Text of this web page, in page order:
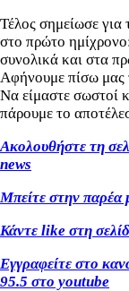
Τέλος σημείωσε
στο πρώτο
συνολικά και στα
Αφήνουμε πίσω μας
Να είμαστε σωστοί
πάρουμε το
Ακολουθήστε τη
news
Μπείτε στην
Κάντε like στη
Εγγραφείτε στο
95.5 στο youtube